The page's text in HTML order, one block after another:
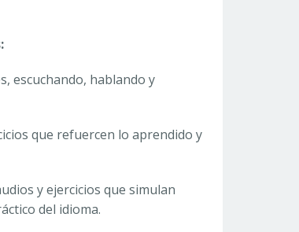
escuchando, hablando y
que refuercen lo aprendido y
y ejercicios que simulan
del idioma.